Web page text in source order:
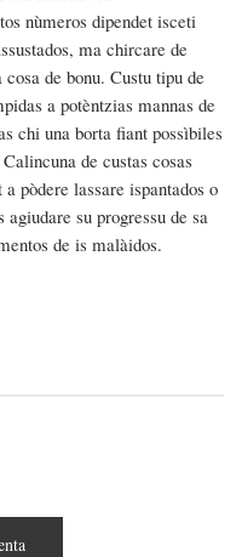
nùmeros dipendet isceti
ma chircare de
de bonu. Custu tipu de
a potèntzias mannas de
chi una borta fiant possìbiles
de custas cosas
pòdere lassare ispantados o
agiudare su progressu de sa
de is malàidos.